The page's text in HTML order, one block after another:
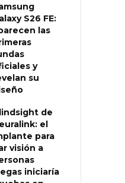
S26 FE:
las
y
su
de
el
para
visión a
iniciaría